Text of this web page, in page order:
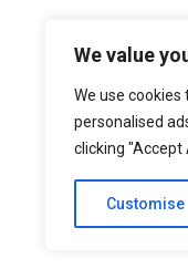
We value
We use
personalised
clicking "Accept
Customise